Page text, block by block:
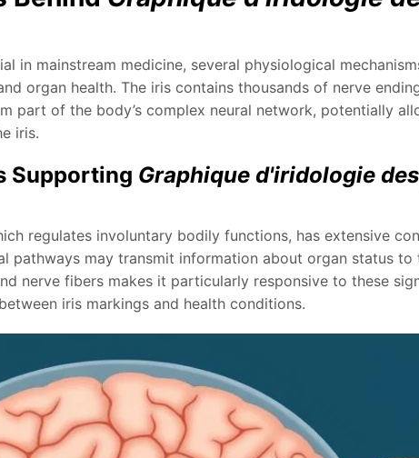
in mainstream medicine, several physiological
organ health. The iris contains thousands of nerve
part of the body’s complex neural network, potentially
iris.
Supporting Graphique d'iridologie
regulates involuntary bodily functions, has extensive
pathways may transmit information about organ status
nerve fibers makes it particularly responsive to these
iris markings and health conditions.